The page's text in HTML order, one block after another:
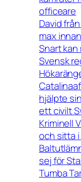
officeare
David
max
Snart
Svensk
hjälpte
ett civilt
Kriminell
och sitta
sej för
Tumba